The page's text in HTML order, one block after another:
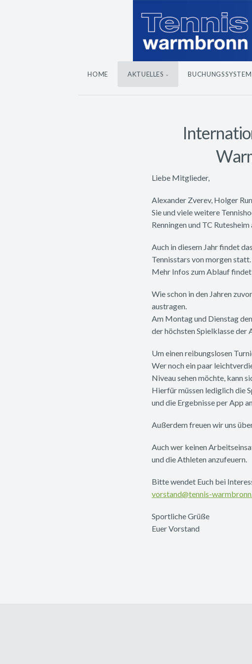
HOME AKTUELLES BUCHUNGSSYSTEM
Liebe Mitglieder,
Alexander Zverev, Holger
Sie und viele weitere
Renningen und TC
Auch in diesem Jahr findet
Tennisstars von morgen statt.
Mehr Infos zum Ablauf
Wie schon in den Jahren
austragen.
Am Montag und Dienstag
der höchsten Spielklasse
Um einen reibungslosen
Wer noch ein paar
Niveau sehen möchte, kann
Hierfür müssen lediglich die
und die Ergebnisse per App
Außerdem freuen wir uns
Auch wer keinen
und die Athleten anzufeuern.
Bitte wendet Euch bei
vorstand@tennis-
Sportliche Grüße
Euer Vorstand